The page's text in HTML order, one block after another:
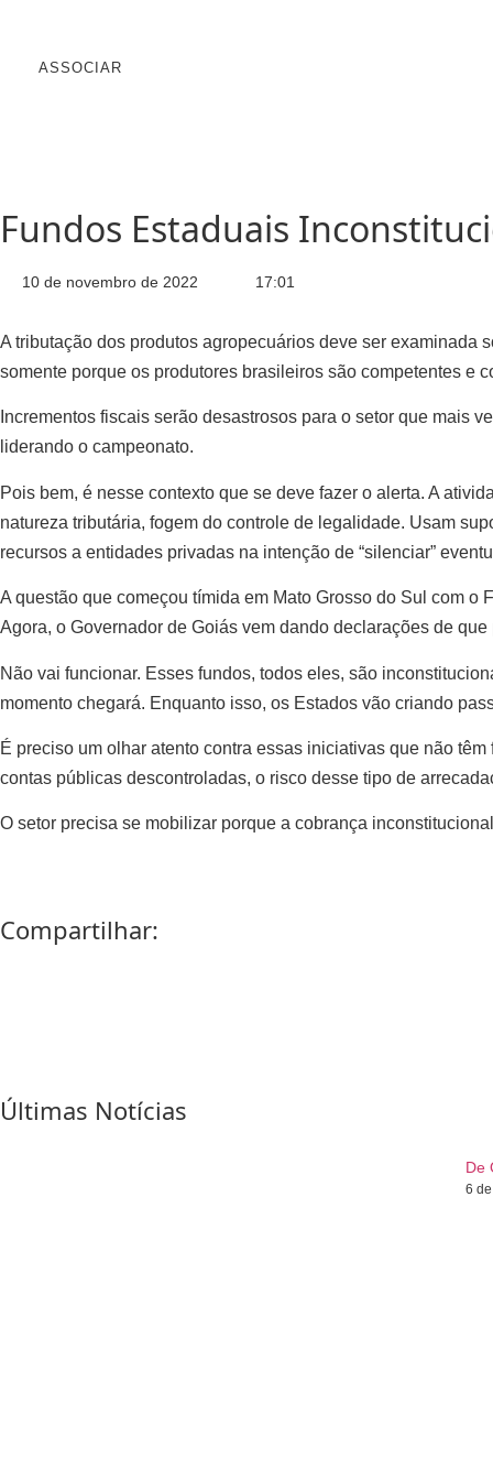
ASSOCIAR
Fundos Estaduais
10 de novembro de 2022 17:01
A tributação dos produtos agropecuários deve ser examinada
somente porque os produtores brasileiros são competentes e
Incrementos fiscais serão desastrosos para o setor que mais
liderando o campeonato.
Pois bem, é nesse contexto que se deve fazer o alerta. A
natureza tributária, fogem do controle de legalidade. Usam
recursos a entidades privadas na intenção de “silenciar”
A questão que começou tímida em Mato Grosso do Sul com
Agora, o Governador de Goiás vem dando declarações de
Não vai funcionar. Esses fundos, todos eles, são
momento chegará. Enquanto isso, os Estados vão criando
É preciso um olhar atento contra essas iniciativas que não
contas públicas descontroladas, o risco desse tipo de
O setor precisa se mobilizar porque a cobrança
Compartilhar:
Últimas Notícias
De
6